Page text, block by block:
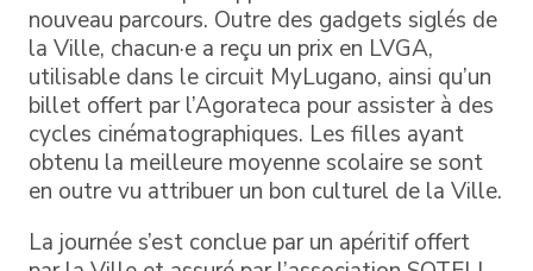
nouveau parcours. Outre des gadgets siglés de
la Ville, chacun·e a reçu un prix en LVGA,
utilisable dans le circuit MyLugano, ainsi qu’un
billet offert par l’Agorateca pour assister à des
cycles cinématographiques. Les filles ayant
obtenu la meilleure moyenne scolaire se sont
en outre vu attribuer un bon culturel de la Ville.
La journée s’est conclue par un apéritif offert